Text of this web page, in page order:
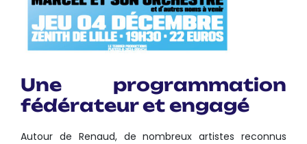
Une programmation
fédérateur et engagé
Autour de Renaud, de nombreux artistes reconnus